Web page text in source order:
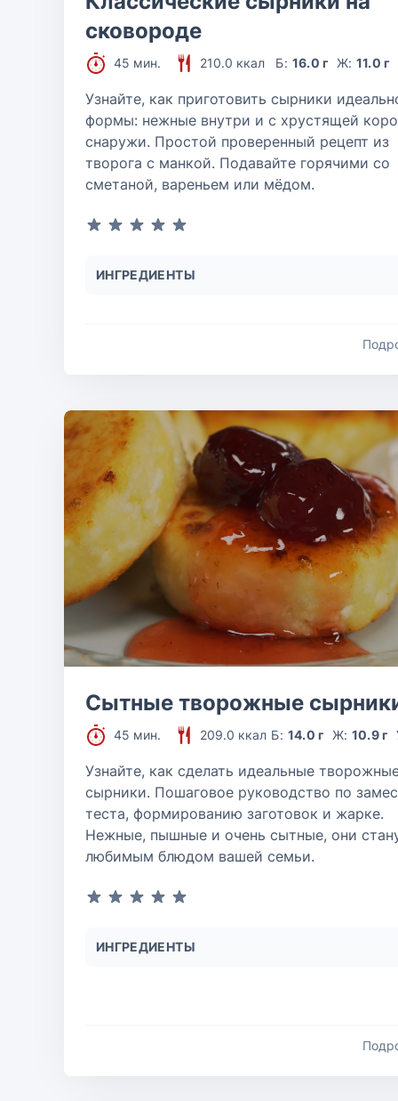
сковороде
45 мин. 210.0 ккал Б: 16.0 г Ж: 11.0 г
Узнайте, как приготовить сырники
формы: нежные внутри и с хрустящей
снаружи. Простой проверенный рецепт из
творога с манкой. Подавайте горячими со
сметаной, вареньем или мёдом.
ИНГРЕДИЕНТЫ
Сытные творожные
45 мин. 209.0 ккал Б: 14.0 г Ж: 10.9 г
Узнайте, как сделать идеальные
сырники. Пошаговое руководство по
теста, формированию заготовок и жарке.
Нежные, пышные и очень сытные, они
любимым блюдом вашей семьи.
ИНГРЕДИЕНТЫ